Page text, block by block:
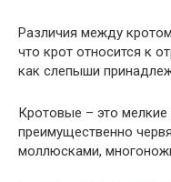
Различия между
что крот относится к
как слепыши
Кротовые – это
преимущественно
моллюсками,